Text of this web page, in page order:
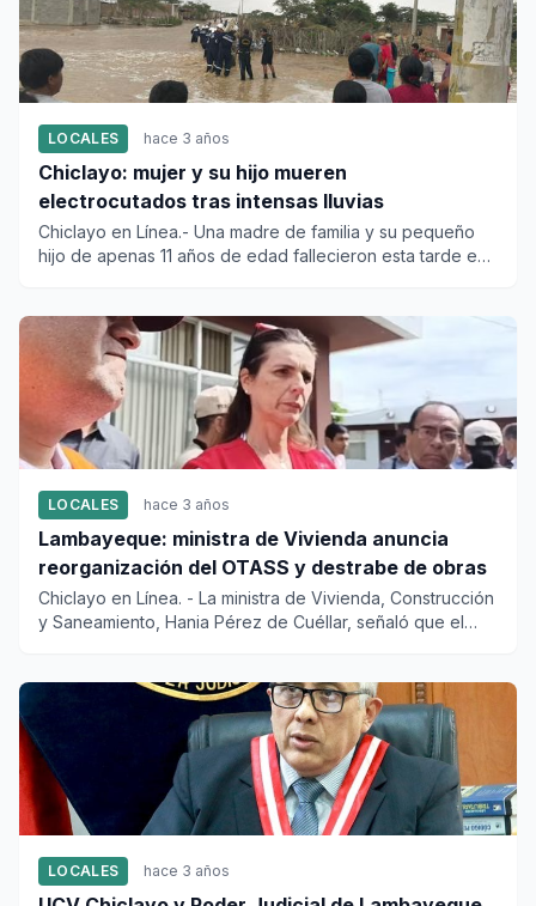
LOCALES hace 3 años
Chiclayo: mujer y su hijo mueren
electrocutados tras intensas lluvias
Chiclayo en Línea.- Una madre de familia y su pequeño
hijo de apenas 11 años de edad fallecieron esta tarde en
LOCALES hace 3 años
Lambayeque: ministra de Vivienda anuncia
reorganización del OTASS y destrabe de obras
Chiclayo en Línea. - La ministra de Vivienda, Construcción
y Saneamiento, Hania Pérez de Cuéllar, señaló que el
LOCALES hace 3 años